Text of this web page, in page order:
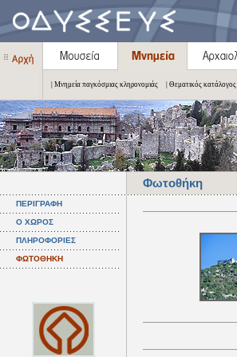
| Μνημεία παγκόσμιας κληρονομιάς | Θεματικός κατάλογος
Φωτοθήκη
ΠΕΡΙΓΡΑΦΗ
Ο ΧΩΡΟΣ
ΠΛΗΡΟΦΟΡΙΕΣ
ΦΩΤΟΘΗΚΗ